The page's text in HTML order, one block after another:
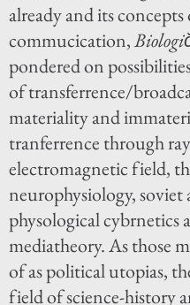
already and its
commucication,
pondered on
of transferrence/
materiality and
tranferrence through
electromagnetic field,
neurophysiology, soviet
physological cybrnetics
mediatheory. As those
of as political utopias,
field of science-history